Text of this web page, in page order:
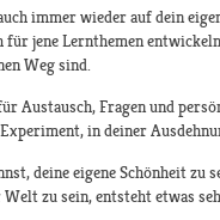
immer wieder auf dein
für jene Lernthemen
Weg sind.
Austausch, Fragen und
in deiner
deine eigene Schönheit
zu sein, entsteht etwas